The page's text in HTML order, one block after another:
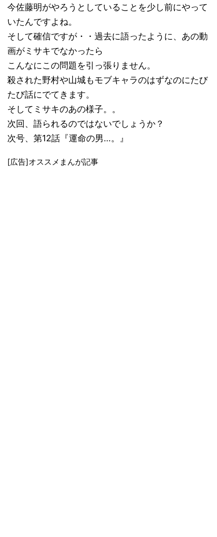
今佐藤明がやろうとしていることを少し前にやって
いたんですよね。
そして確信ですが・・過去に語ったように、あの動
画がミサキでなかったら
こんなにこの問題を引っ張りません。
殺された野村や山城もモブキャラのはずなのにたび
たび話にでてきます。
そしてミサキのあの様子。。
次回、語られるのではないでしょうか？
次号、第12話『運命の男…。』
[広告]オススメまんが記事